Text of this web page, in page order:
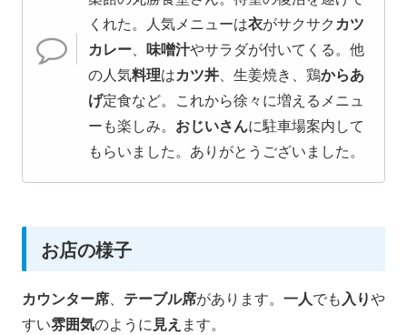
くれた。人気メニューは衣がサクサクカツ
カレー、 味噌汁やサラダが付いてくる。他
の人気料理はカツ丼、生姜焼き、鶏からあ
げ定食など。これから徐々に増えるメニュ
ーも楽しみ。 おじいさんに駐車場案内して
もらいました。ありがとうございました。
お店の様子
カウンター席、 テーブル席があります。 一人でも入りや
すい雰囲気のように見え ます。